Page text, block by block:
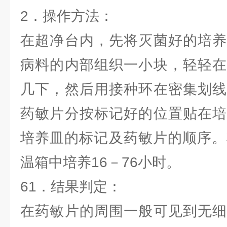
2．操作方法：
在超净台内，先将灭菌好的培
病料的内部组织一小块，轻轻
几下，然后用接种环在密集划
药敏片分按标记好的位置贴在
培养皿的标记及药敏片的顺序
温箱中培养16－76小时。
61．结果判定：
在药敏片的周围一般可见到无